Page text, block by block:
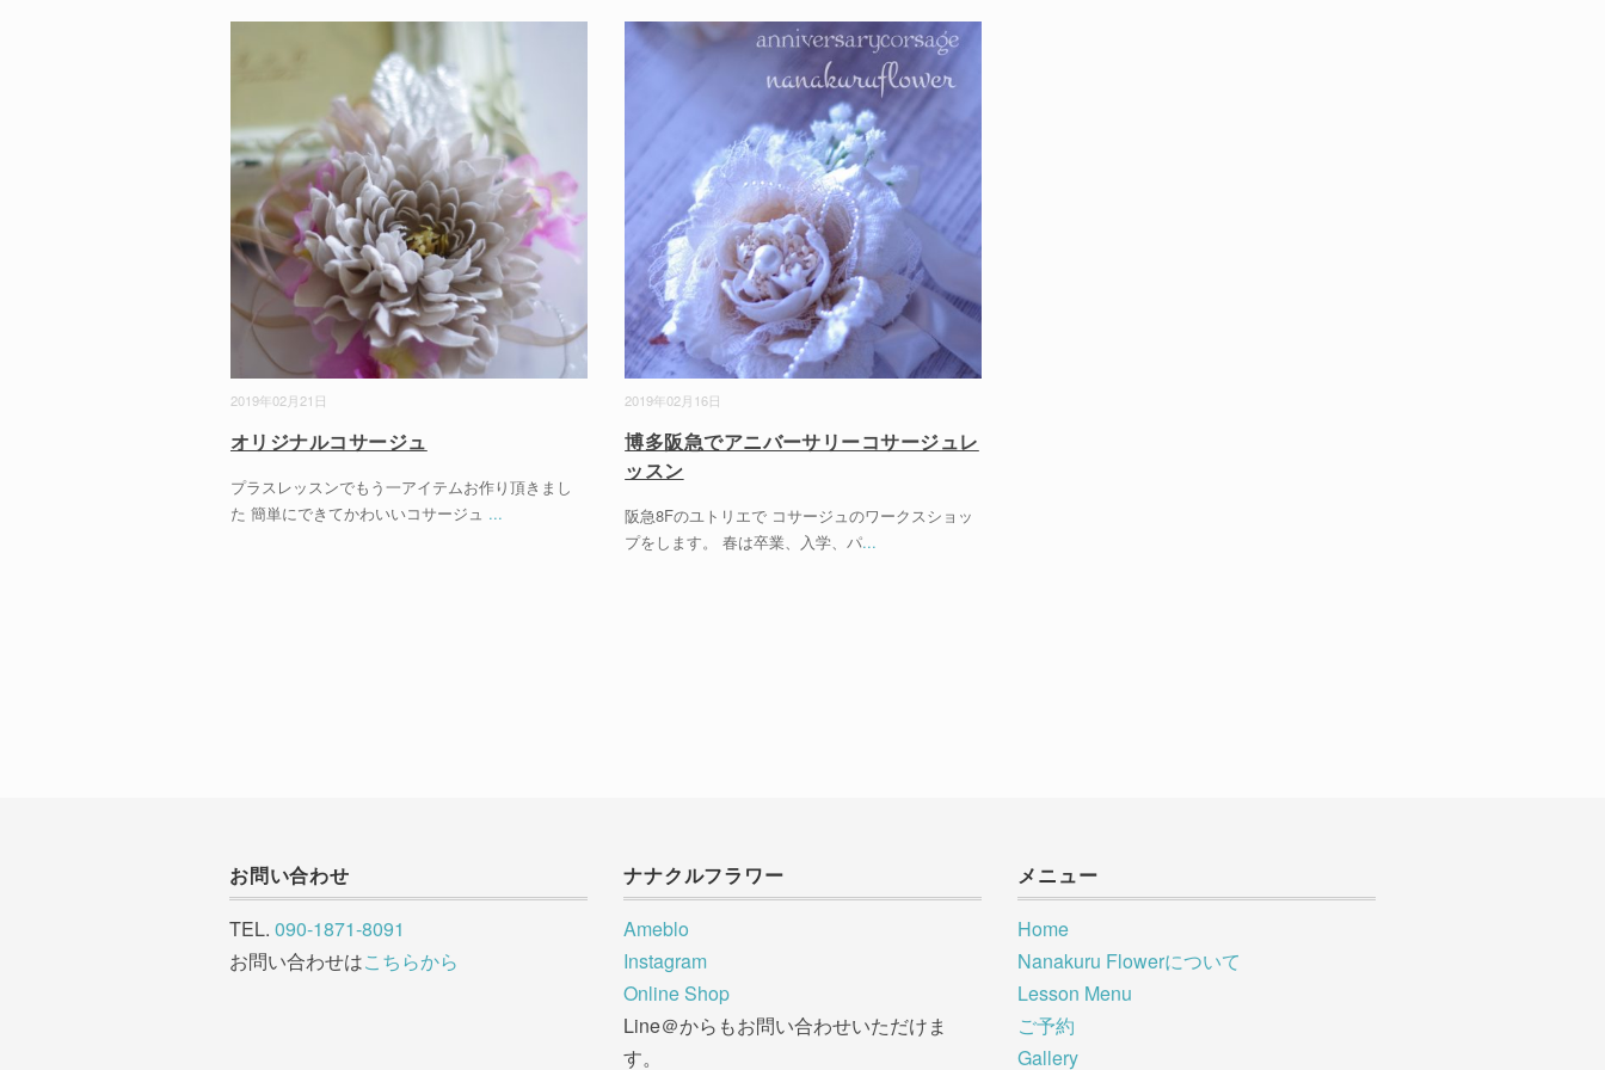
2019年02月21日
オリジナルコサージュ
プラスレッスンでもう一アイテムお作り頂きまし
た 簡単にできてかわいいコサージュ ...
2019年02月16日
博多阪急でアニバーサリーコサージュレ
ッスン
阪急8Fのユトリエで コサージュのワークスショッ
プをします。 春は卒業、入学、パ...
お問い合わせ
TEL. 090-1871-8091
お問い合わせはこちらから
ナナクルフラワー
Ameblo
Instagram
Online Shop
Line＠からもお問い合わせいただけま
す。
メニュー
Home
Nanakuru Flowerについて
Lesson Menu
ご予約
Gallery